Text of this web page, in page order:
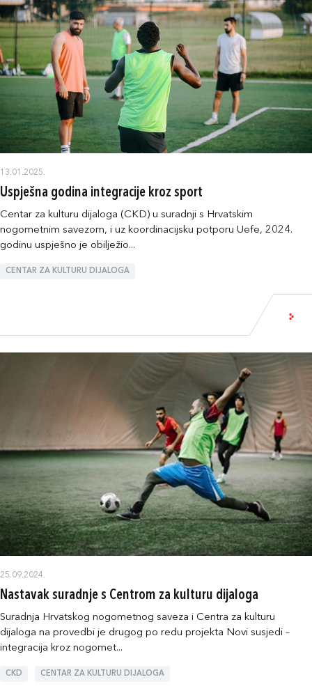
13.01.2025.
Uspješna godina integracije kroz sport
Centar za kulturu dijaloga (CKD) u suradnji s Hrvatskim
nogometnim savezom, i uz koordinacijsku potporu Uefe, 2024.
godinu uspješno je obilježio...
CENTAR ZA KULTURU DIJALOGA
25.09.2024.
Nastavak suradnje s Centrom za kulturu dijaloga
Suradnja Hrvatskog nogometnog saveza i Centra za kulturu
dijaloga na provedbi je drugog po redu projekta Novi susjedi –
integracija kroz nogomet...
CKD CENTAR ZA KULTURU DIJALOGA